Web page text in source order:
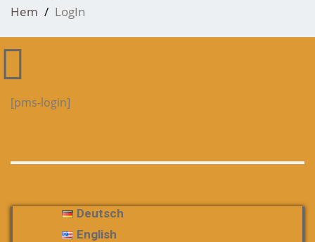
Hem LogIn
[pms-login]
Deutsch
English